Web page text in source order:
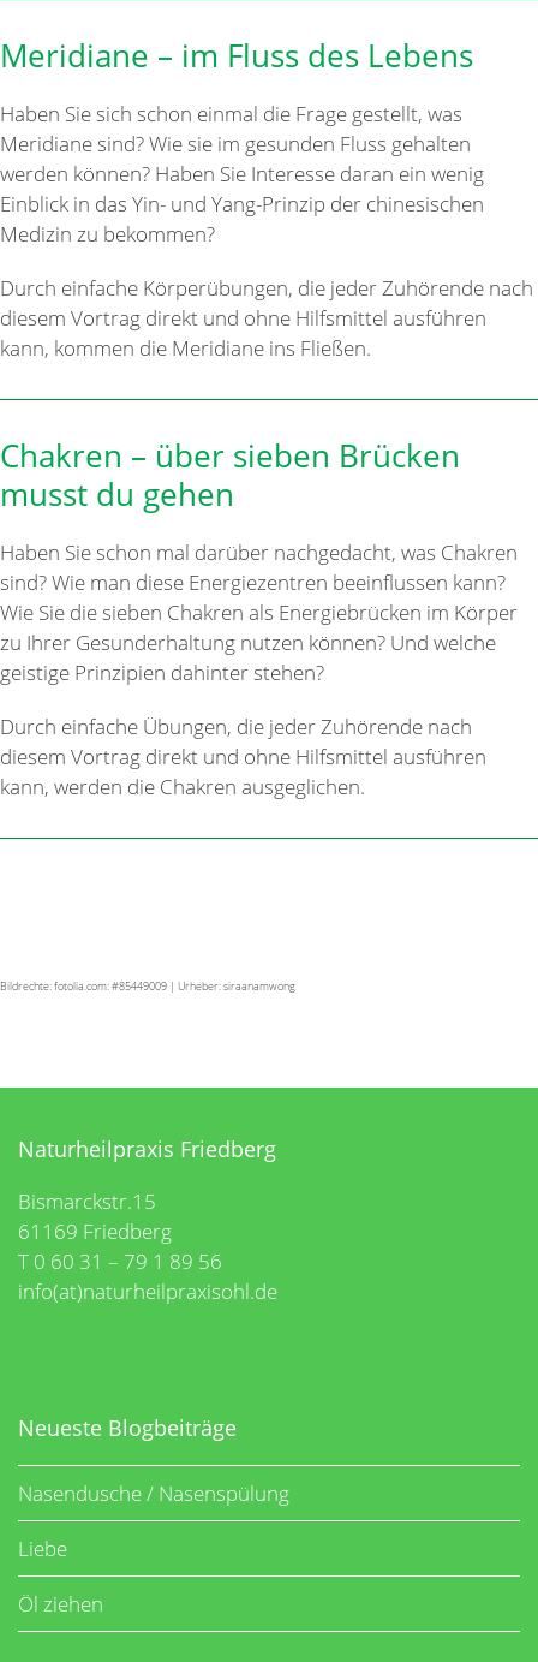
Meridiane – im Fluss des Lebens
Haben Sie sich schon einmal die Frage gestellt, was
Meridiane sind? Wie sie im gesunden Fluss gehalten
werden können? Haben Sie Interesse daran ein wenig
Einblick in das Yin- und Yang-Prinzip der chinesischen
Medizin zu bekommen?
Durch einfache Körperübungen, die jeder Zuhörende nach
diesem Vortrag direkt und ohne Hilfsmittel ausführen
kann, kommen die Meridiane ins Fließen.
Chakren – über sieben Brücken
musst du gehen
Haben Sie schon mal darüber nachgedacht, was Chakren
sind? Wie man diese Energiezentren beeinflussen kann?
Wie Sie die sieben Chakren als Energiebrücken im Körper
zu Ihrer Gesunderhaltung nutzen können? Und welche
geistige Prinzipien dahinter stehen?
Durch einfache Übungen, die jeder Zuhörende nach
diesem Vortrag direkt und ohne Hilfsmittel ausführen
kann, werden die Chakren ausgeglichen.
Bildrechte: fotolia.com: #85449009 | Urheber: siraanamwong
Naturheilpraxis Friedberg
Bismarckstr.15
61169 Friedberg
T 0 60 31 – 79 1 89 56
info(at)naturheilpraxisohl.de
Neueste Blogbeiträge
Nasendusche / Nasenspülung
Liebe
Öl ziehen